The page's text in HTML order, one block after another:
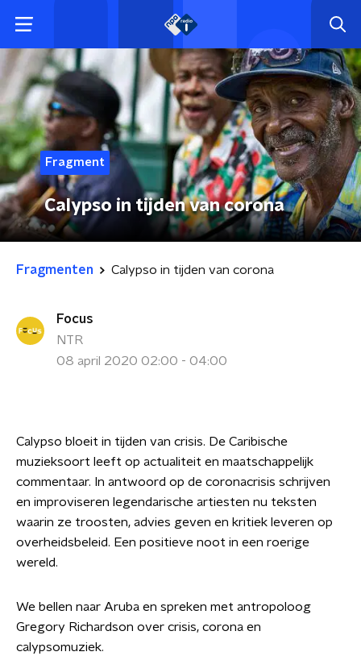
Fragment
Calypso in tijden van corona
Fragmenten Calypso in tijden van corona
Focus
NTR
08 april 2020 02:00 - 04:00
Calypso bloeit in tijden van crisis. De Caribische
muzieksoort leeft op actualiteit en maatschappelijk
commentaar. In antwoord op de coronacrisis schrijven
en improviseren legendarische artiesten nu teksten
waarin ze troosten, advies geven en kritiek leveren op
overheidsbeleid. Een positieve noot in een roerige
wereld.
We bellen naar Aruba en spreken met antropoloog
Gregory Richardson over crisis, corona en
calypsomuziek.